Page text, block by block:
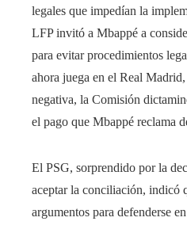
legales que impedían la
LFP invitó a Mbappé a
para evitar procedimientos
ahora juega en el Real
negativa, la Comisión
el pago que Mbappé reclama
El PSG, sorprendido por la
aceptar la conciliación, indicó
argumentos para defenderse